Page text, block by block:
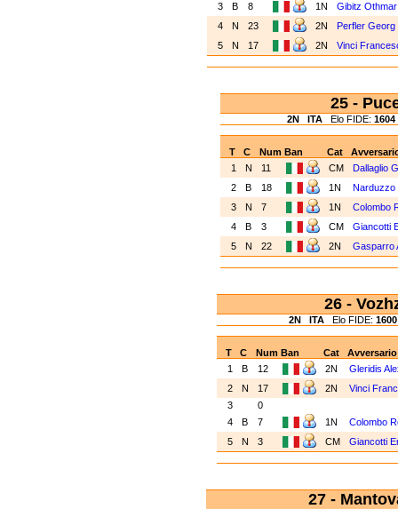
3
B 8 1N
Gibitz Othmar
4
N 23 2N
Perfler Georg
5
N 17 2N Vinci
25 -
2N ITA Elo FIDE: 1604
T C Num Ban Cat
1
N 11 CM
Dallaglio
2
B 18 1N
Narduzzo
3
N 7 1N
Colombo
4
B 3 CM
Giancotti
5
N 22 2N Gasparro
26 -
2N ITA Elo FIDE: 1600
T C Num Ban Cat
Avversario
1
B 12 2N
Gleridis
2
N 17 2N
Vinci
3
0
4
B 7 1N
Colombo
5
N 3 CM Giancotti
27 -